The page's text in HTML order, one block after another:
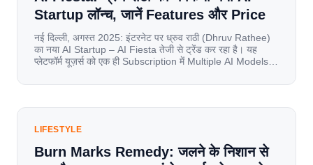
Startup लॉन्च, जानें Features और Price
नई दिल्ली, अगस्त 2025: इंटरनेट पर ध्रुव राठी (Dhruv Rathee)
का नया AI Startup – AI Fiesta तेजी से ट्रेंड कर रहा है। यह
प्लेटफॉर्म यूज़र्स को एक ही Subscription में Multiple AI Models
यूज़र्स का जबरदस्त रिस्पॉन्स लॉन्च के तुरंत […]
LIFESTYLE
Burn Marks Remedy: जलने के निशान से